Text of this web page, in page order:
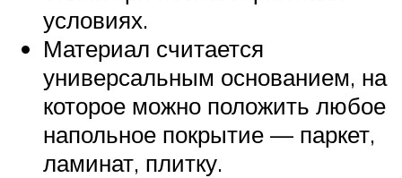
условиях.
Материал считается
универсальным основанием, на
которое можно положить любое
напольное покрытие — паркет,
ламинат, плитку.